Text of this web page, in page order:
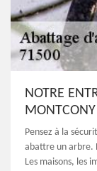
NOTRE
MONTCONY
Pensez à la
abattre un arbre.
Les maisons, les